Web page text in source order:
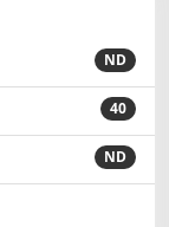
ND
40
ND